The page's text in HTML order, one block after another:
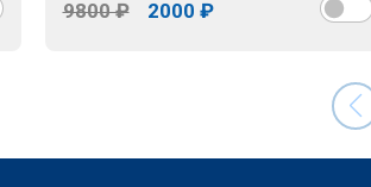
9800 ₽ 2000 ₽